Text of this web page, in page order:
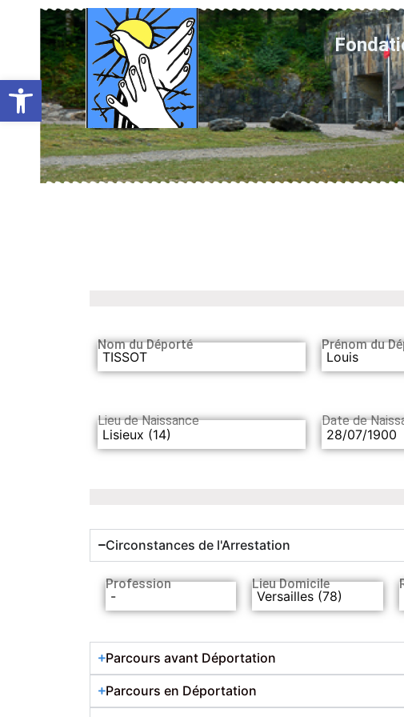
Ouvrir la barre d’outils
Nom du Déporté
TISSOT
Prénom du
Louis
Lieu de Naissance
Lisieux (14)
Date de
28/07/1900
Circonstances de l'Arrestation
Profession
-
Lieu Domicile
Versailles (78)
Parcours avant Déportation
Parcours en Déportation